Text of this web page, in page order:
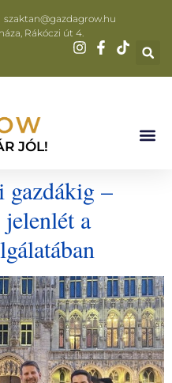
szaktan@gazdagrow.hu
Rákóczi út 4.
JÓL!
gazdákig –
a